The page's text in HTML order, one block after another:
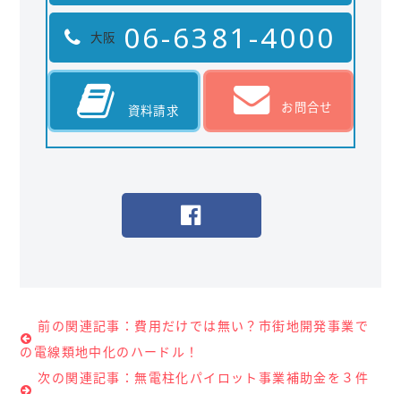
大阪 06-6381-4000
資料請求 お問合せ
前の関連記事：費用だけでは無い？市街地開発事業で
の電線類地中化のハードル！
次の関連記事：無電柱化パイロット事業補助金を３件